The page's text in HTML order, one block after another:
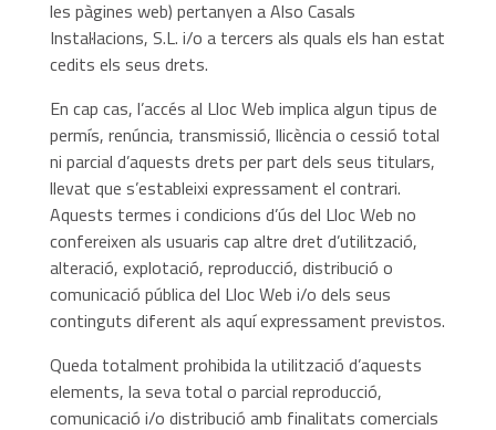
les pàgines web) pertanyen a Also Casals
Instal·lacions, S.L. i/o a tercers als quals els han estat
cedits els seus drets.
En cap cas, l’accés al Lloc Web implica algun tipus de
permís, renúncia, transmissió, llicència o cessió total
ni parcial d’aquests drets per part dels seus titulars,
llevat que s’estableixi expressament el contrari.
Aquests termes i condicions d’ús del Lloc Web no
confereixen als usuaris cap altre dret d’utilització,
alteració, explotació, reproducció, distribució o
comunicació pública del Lloc Web i/o dels seus
continguts diferent als aquí expressament previstos.
Queda totalment prohibida la utilització d’aquests
elements, la seva total o parcial reproducció,
comunicació i/o distribució amb finalitats comercials